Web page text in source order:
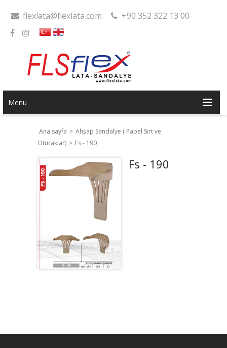
flexlata@flexlata.com +90 352 322 13 00
Menu
Ana sayfa > Ahşap Sandalye ( Papel Sırt ve
Oturaklar) > Fs - 190
Fs - 190